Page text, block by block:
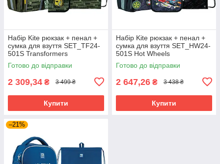
Набір Kite рюкзак + пенал +
сумка для взуття SET_TF24-
501S Transformers
Готово до відправки
2 309,34 ₴ 3 499 ₴
Купити
Набір Kite рюкзак + пенал +
сумка для взуття SET_HW24-
501S Hot Wheels
Готово до відправки
2 647,26 ₴ 3 438 ₴
Купити
–21%